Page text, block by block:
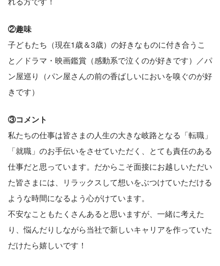
②趣味
子どもたち（現在1歳＆3歳）の好きなものに付き合うこ
と／ドラマ・映画鑑賞（感動系で泣くのが好きです）／パ
ン屋巡り（パン屋さんの前の香ばしいにおいを嗅ぐのが好
きです）
③コメント
私たちの仕事は皆さまの人生の大きな岐路となる「転職」
「就職」のお手伝いをさせていただく、とても責任のある
仕事だと思っています。だからこそ面接にお越しいただい
た皆さまには、リラックスして想いをぶつけていただける
ような時間になるよう心がけています。
不安なこともたくさんあると思いますが、一緒に考えた
り、悩んだりしながら当社で新しいキャリアを作っていた
だけたら嬉しいです！